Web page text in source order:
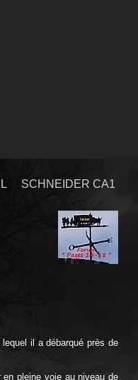
SCHNEIDER CA1
il a débarqué près de
pleine voie au niveau de